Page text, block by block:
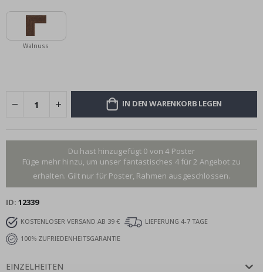
Walnuss
IN DEN WARENKORB LEGEN
Du hast hinzugefügt 0 von 4 Poster
Füge mehr hinzu, um unser fantastisches 4 für 2 Angebot zu
erhalten. Gilt nur für Poster, Rahmen ausgeschlossen.
ID 12339
KOSTENLOSER VERSAND AB 39 €
LIEFERUNG 4-7 TAGE
100% ZUFRIEDENHEITSGARANTIE
EINZELHEITEN